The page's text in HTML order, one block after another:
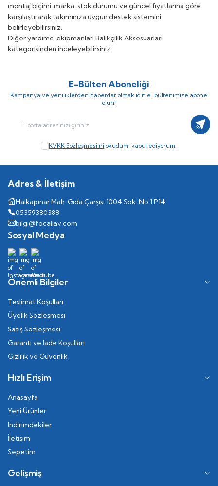
montaj biçimi, marka, stok durumu ve güncel fiyatlarına göre
karşılaştırarak takımınıza uygun destek sistemini
belirleyebilirsiniz.
Diğer yardımcı ekipmanları Balıkçılık Aksesuarları
kategorisinden inceleyebilirsiniz.
E-Bülten Aboneliği
Kampanya ve yeniliklerden haberdar olmak için e-bültenimize abone
olun!
KVKK Sözleşmesi'ni okudum, kabul ediyorum.
Adres & İletişim
Halkapınar Mah. Gıda Çarşısı 1004 Sok. No:1 P14
05359380388
bilgi@focaliav.com
Sosyal Medya
Önemli Bilgiler
Teslimat Koşulları
Üyelik Sözleşmesi
Satış Sözleşmesi
Garanti ve İade Koşulları
Gizlilik ve Güvenlik
Hızlı Erişim
Anasayfa
Yeni Ürünler
İndirimdekiler
İletişim
Sepetim
Gelişmiş